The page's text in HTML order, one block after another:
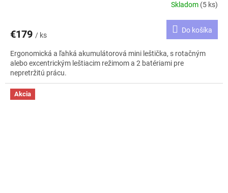
Skladom (5 ks)
€179 / ks
Do košíka
Ergonomická a ľahká akumulátorová mini leštička, s rotačným
alebo excentrickým leštiacim režimom a 2 batériami pre
nepretržitú prácu.
Akcia